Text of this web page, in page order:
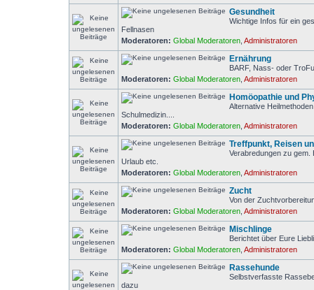
Gesundheit
Wichtige Infos für ein
Fellnasen
Moderatoren: Global Moderatoren Administratoren
Ernährung
BARF, Nass- oder TroFu
Moderatoren: Global Moderatoren Administratoren
Homöopathie und
Alternative
Schulmedizin....
Moderatoren: Global Moderatoren Administratoren
Treffpunkt, Reisen
Verabredungen zu
Urlaub etc.
Moderatoren: Global Moderatoren Administratoren
Zucht
Von der
Moderatoren: Global Moderatoren Administratoren
Mischlinge
Berichtet über Eure
Moderatoren: Global Moderatoren Administratoren
Rassehunde
Selbstverfasste
dazu